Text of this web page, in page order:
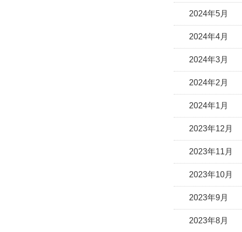
2024年5月
2024年4月
2024年3月
2024年2月
2024年1月
2023年12月
2023年11月
2023年10月
2023年9月
2023年8月